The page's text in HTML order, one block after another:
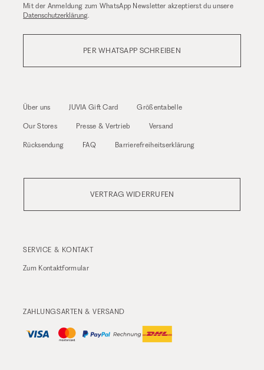
Mit der Anmeldung zum WhatsApp Newsletter akzeptierst du unsere
Datenschutzerklärung.
PER WHATSAPP SCHREIBEN
Über uns JUVIA Gift Card Größentabelle
Our Stores Presse & Vertrieb Versand
Rücksendung FAQ Barrierefreiheitserklärung
VERTRAG WIDERRUFEN
SERVICE & KONTAKT
Zum Kontaktformular
ZAHLUNGSARTEN & VERSAND